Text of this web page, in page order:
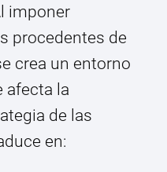
imponer
procedentes de
crea un entorno
afecta la
de las
en: